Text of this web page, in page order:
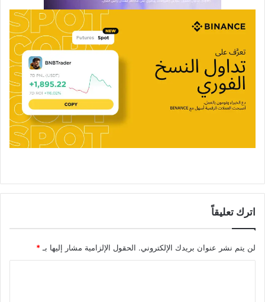
اترك تعليقاً
لن يتم نشر عنوان بريدك الإلكتروني. الحقول الإلزامية مشار إليها بـ *